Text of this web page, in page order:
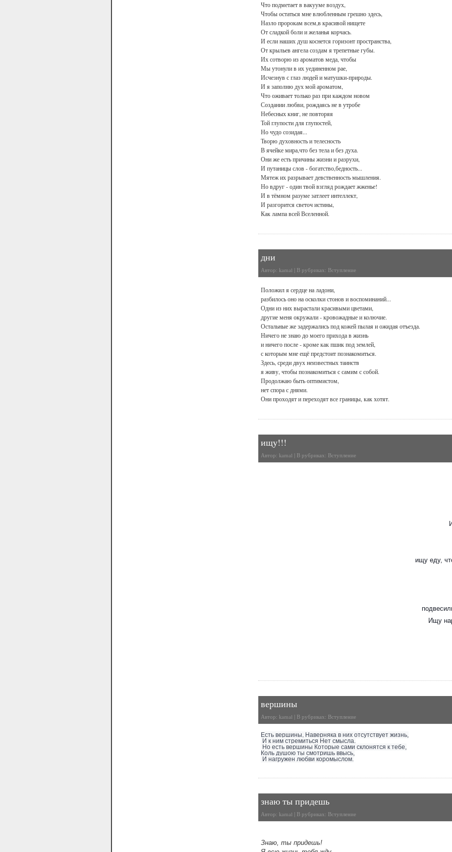
Что подметает в вакууме воздух,
Чтобы остаться мне влюбленным грешно здесь,
Назло пророкам всем,в красивой нищете
От сладкой боли и желанья корчась.
И если наших душ коснется горизонт пространства,
От крыльев ангела создам я трепетные губы.
Их сотворю из ароматов меда, чтобы
Мы утонули в их уединенном рае,
Исчезнув с глаз людей и матушки-природы.
И я заполню дух мой ароматом,
Что оживает только раз при каждом новом
Создании любви, рождаясь не в утробе
Небесных книг, не повторяя
Той глупости для глупостей,
Но чудо созидая...
Творю духовность и телесность
В ячейке мира,что без тела и без духа.
Они же есть причины жизни и разрухи,
И путаницы слов - богатство,бедность...
Мятеж их разрывает девственность мышления.
Но вдруг - один твой взгляд рождает жженье!
И в тёмном разуме затлеет интеллект,
И разгорится светоч истины,
Как лампа всей Вселенной.
дни
Автор: kamal | В рубриках: Вступление
Положил я сердце на ладони,
разбилось оно на осколки стонов и воспоминаний...
Одни из них вырастали красивыми цветами,
другие меня окружали - кровожадные и колючие.
Остальные же задержались под кожей пылая и ожидая отъезда.
Ничего не знаю до моего прихода в жизнь
и ничего после - кроме как пшик под землей,
с которым мне ещё предстоит познакомиться.
Здесь, среди двух неизвестных таинств
я живу, чтобы познакомиться с самим с собой.
Продолжаю быть оптимистом,
нет спора с днями.
Они проходят и переходят все границы, как хотят.
ищу!!!
Автор: kamal | В рубриках: Вступление
ищу еду,
Ищу
вершины
Автор: kamal | В рубриках: Вступление
Есть вершины, Наверняка в них отсутствует жизнь,
И к ним стремиться Нет смысла.
Но есть вершины Которые сами склонятся к тебе,
Коль душою ты смотришь ввысь,
И нагружен любви коромыслом.
знаю ты придешь
Автор: kamal | В рубриках: Вступление
Знаю, ты придешь!